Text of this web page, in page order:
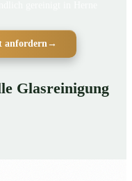
anfordern →
Glasreinigung